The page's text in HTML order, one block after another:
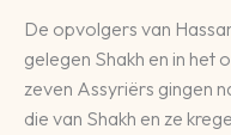
De opvolgers van
gelegen Shakh en in het
zeven Assyriërs gingen
die van Shakh en ze